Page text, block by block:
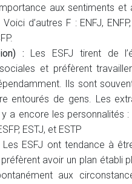
aux sentiments et
d’autres F : ENFJ, ENFP,
: Les ESFJ tirent de
et préfèrent
Ils sont
entourés de gens. Les
a encore les personnalités :
ESTJ, et ESTP
Les ESFJ ont tendance à
avoir un plan établi
aux